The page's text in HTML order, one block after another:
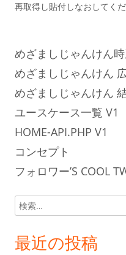
再取得し貼付しなおしてく
めざましじゃんけん
めざましじゃんけん
めざましじゃんけん
ユースケース一覧 V1
HOME-API.PHP V1
コンセプト
フォロワー’S COOL
検
索:
最近の投稿